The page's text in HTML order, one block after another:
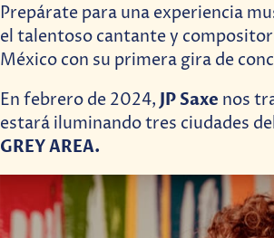
Prepárate para una experiencia
el talentoso cantante y
México con su primera gira de
En febrero de 2024, JP Saxe nos
estará iluminando tres ciudades
GREY AREA.